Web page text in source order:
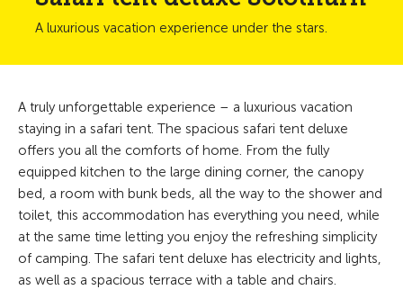
A luxurious vacation experience under the stars.
A truly unforgettable experience – a luxurious vacation
staying in a safari tent. The spacious safari tent deluxe
offers you all the comforts of home. From the fully
equipped kitchen to the large dining corner, the canopy
bed, a room with bunk beds, all the way to the shower and
toilet, this accommodation has everything you need, while
at the same time letting you enjoy the refreshing simplicity
of camping. The safari tent deluxe has electricity and lights,
as well as a spacious terrace with a table and chairs.